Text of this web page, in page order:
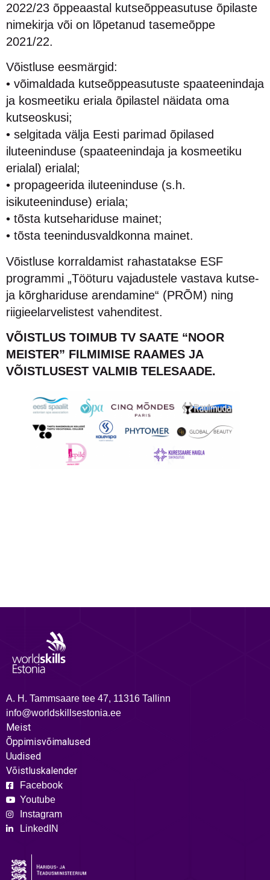
2022/23 õppeaastal kutseõppeasutuse õpilaste
nimekirja või on lõpetanud tasemeõppe
2021/22.
Võistluse eesmärgid:
• võimaldada kutseõppeasutuste spaateenindaja
ja kosmeetiku eriala õpilastel näidata oma
kutseoskusi;
• selgitada välja Eesti parimad õpilased
iluteeninduse (spaateenindaja ja kosmeetiku
erialal) erialal;
• propageerida iluteeninduse (s.h.
isikuteeninduse) eriala;
• tõsta kutsehariduse mainet;
• tõsta teenindusvaldkonna mainet.
Võistluse korraldamist rahastatakse ESF
programmi „Tööturu vajadustele vastava kutse-
ja kõrghariduse arendamine“ (PRÕM) ning
riigieelarvelistest vahenditest.
VÕISTLUS TOIMUB TV SAATE “NOOR
MEISTER” FILMIMISE RAAMES JA
VÕISTLUSEST VALMIB TELESAADE.
A. H. Tammsaare tee 47, 11316 Tallinn
info@worldskillsestonia.ee
Meist
Õppimisvõimalused
Uudised
Võistluskalender
Facebook
Youtube
Instagram
LinkedIN